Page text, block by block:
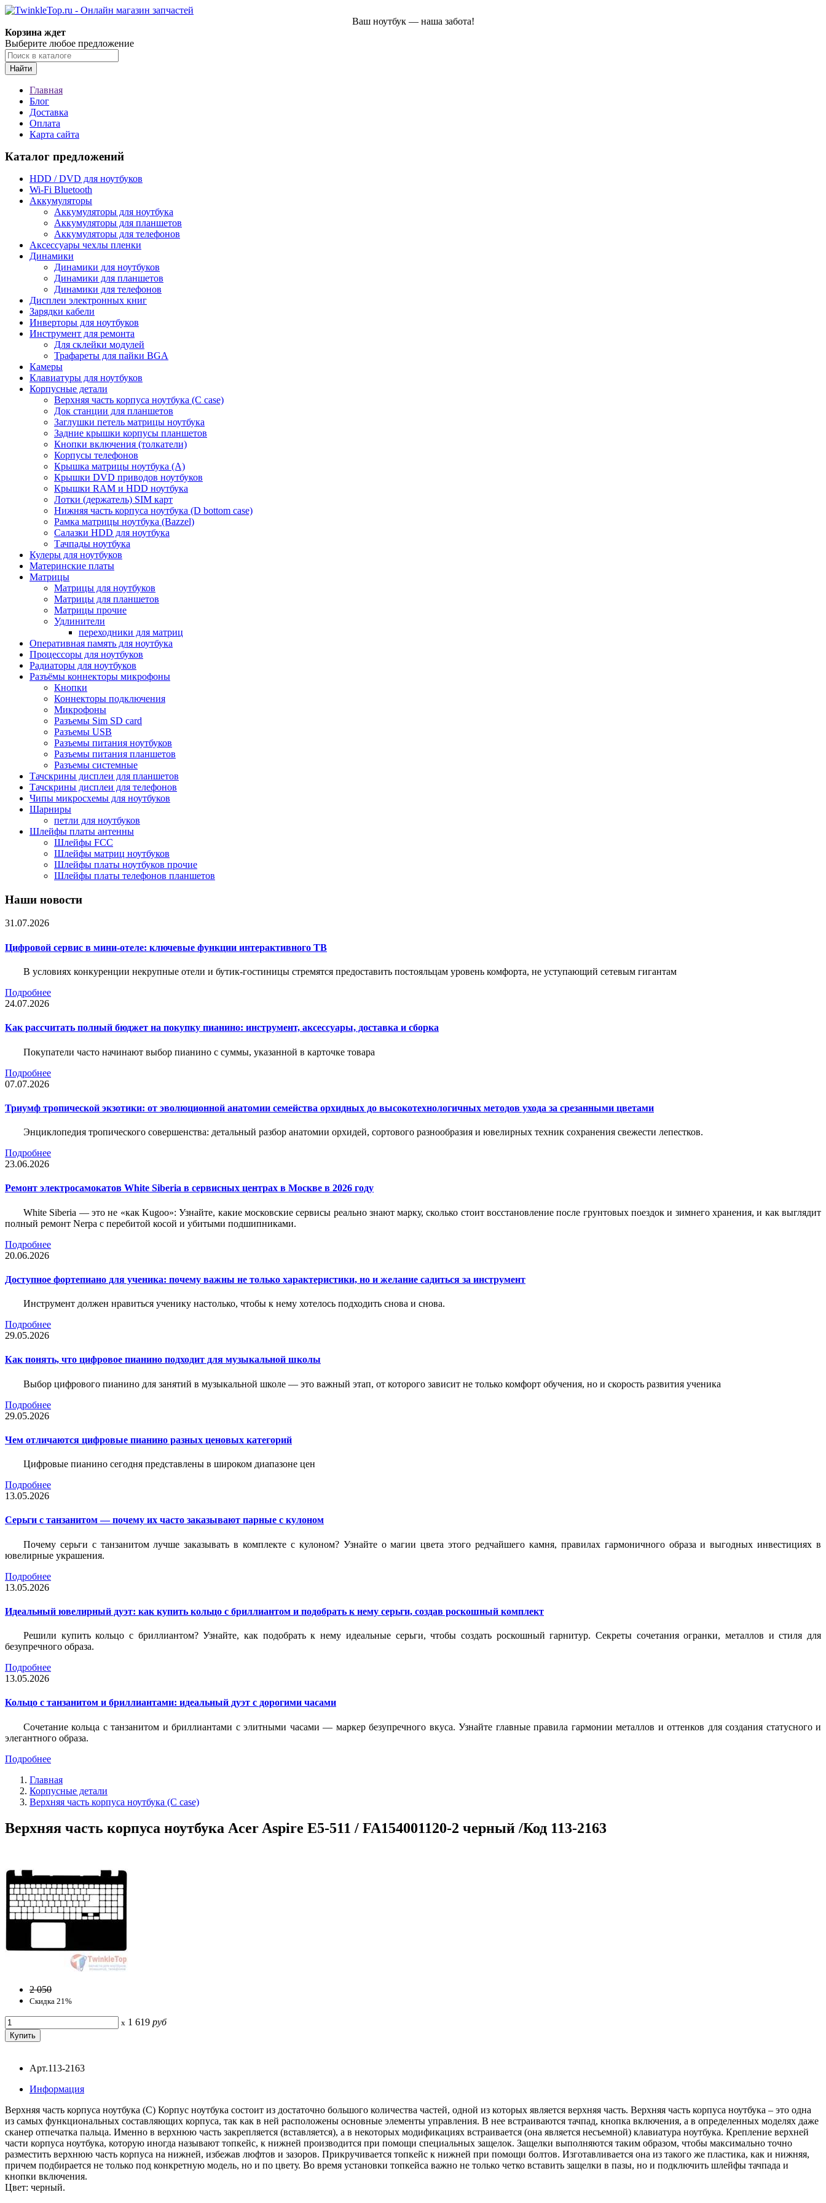
Ваш ноутбук — наша забота!
Корзина ждет
Выберите любое предложение
Найти
Главная
Блог
Доставка
Оплата
Карта сайта
Каталог предложений
HDD / DVD для ноутбуков
Wi-Fi Bluetooth
Аккумуляторы
Аккумуляторы для ноутбука
Аккумуляторы для планшетов
Аккумуляторы для телефонов
Аксессуары чехлы пленки
Динамики
Динамики для ноутбуков
Динамики для планшетов
Динамики для телефонов
Дисплеи электронных книг
Зарядки кабели
Инверторы для ноутбуков
Инструмент для ремонта
Для склейки модулей
Трафареты для пайки BGA
Камеры
Клавиатуры для ноутбуков
Корпусные детали
Верхняя часть корпуса ноутбука (С case)
Док станции для планшетов
Заглушки петель матрицы ноутбука
Задние крышки корпусы планшетов
Кнопки включения (толкатели)
Корпусы телефонов
Крышка матрицы ноутбука (A)
Крышки DVD приводов ноутбуков
Крышки RAM и HDD ноутбука
Лотки (держатель) SIM карт
Нижняя часть корпуса ноутбука (D bottom case)
Рамка матрицы ноутбука (Bazzel)
Салазки HDD для ноутбука
Тачпады ноутбука
Кулеры для ноутбуков
Материнские платы
Матрицы
Матрицы для ноутбуков
Матрицы для планшетов
Матрицы прочие
Удлинители
переходники для матриц
Оперативная память для ноутбука
Процессоры для ноутбуков
Радиаторы для ноутбуков
Разъёмы коннекторы микрофоны
Кнопки
Коннекторы подключения
Микрофоны
Разъемы Sim SD card
Разъемы USB
Разъемы питания ноутбуков
Разъемы питания планшетов
Разъемы системные
Тачскрины дисплеи для планшетов
Тачскрины дисплеи для телефонов
Чипы микросхемы для ноутбуков
Шарниры
петли для ноутбуков
Шлейфы платы антенны
Шлейфы FCC
Шлейфы матриц ноутбуков
Шлейфы платы ноутбуков прочие
Шлейфы платы телефонов планшетов
Наши новости
31.07.2026
Цифровой сервис в мини-отеле: ключевые функции интерактивного ТВ
В условиях конкуренции некрупные отели и бутик-гостиницы стремятся предоставить постояльцам уровень комфорта, не уступающий сетевым гигантам
Подробнее
24.07.2026
Как рассчитать полный бюджет на покупку пианино: инструмент, аксессуары, доставка и сборка
Покупатели часто начинают выбор пианино с суммы, указанной в карточке товара
Подробнее
07.07.2026
Триумф тропической экзотики: от эволюционной анатомии семейства орхидных до высокотехнологичных методов ухода за срезанными цветами
Энциклопедия тропического совершенства: детальный разбор анатомии орхидей, сортового разнообразия и ювелирных техник сохранения свежести лепестков.
Подробнее
23.06.2026
Ремонт электросамокатов White Siberia в сервисных центрах в Москве в 2026 году
White Siberia — это не «как Kugoo»: Узнайте, какие московские сервисы реально знают марку, сколько стоит восстановление после грунтовых поездок и зимнего хранения, и как выглядит
полный ремонт Nerpa с перебитой косой и убитыми подшипниками.
Подробнее
20.06.2026
Доступное фортепиано для ученика: почему важны не только характеристики, но и желание садиться за инструмент
Инструмент должен нравиться ученику настолько, чтобы к нему хотелось подходить снова и снова.
Подробнее
29.05.2026
Как понять, что цифровое пианино подходит для музыкальной школы
Выбор цифрового пианино для занятий в музыкальной школе — это важный этап, от которого зависит не только комфорт обучения, но и скорость развития ученика
Подробнее
29.05.2026
Чем отличаются цифровые пианино разных ценовых категорий
Цифровые пианино сегодня представлены в широком диапазоне цен
Подробнее
13.05.2026
Серьги с танзанитом — почему их часто заказывают парные с кулоном
Почему серьги с танзанитом лучше заказывать в комплекте с кулоном? Узнайте о магии цвета этого редчайшего камня, правилах гармоничного образа и выгодных инвестициях в
ювелирные украшения.
Подробнее
13.05.2026
Идеальный ювелирный дуэт: как купить кольцо с бриллиантом и подобрать к нему серьги, создав роскошный комплект
Решили купить кольцо с бриллиантом? Узнайте, как подобрать к нему идеальные серьги, чтобы создать роскошный гарнитур. Секреты сочетания огранки, металлов и стиля для
безупречного образа.
Подробнее
13.05.2026
Кольцо с танзанитом и бриллиантами: идеальный дуэт с дорогими часами
Сочетание кольца с танзанитом и бриллиантами с элитными часами — маркер безупречного вкуса. Узнайте главные правила гармонии металлов и оттенков для создания статусного и
элегантного образа.
Подробнее
Главная
Корпусные детали
Верхняя часть корпуса ноутбука (С case)
Верхняя часть корпуса ноутбука Acer Aspire E5-511 / FA154001120-2 черный /Код 113-2163
2 050
Скидка 21%
x 1 619 руб
Арт.113-2163
Информация
Верхняя часть корпуса ноутбука (С) Корпус ноутбука состоит из достаточно большого количества частей, одной из которых является верхняя часть. Верхняя часть корпуса ноутбука – это одна
из самых функциональных составляющих корпуса, так как в ней расположены основные элементы управления. В нее встраиваются тачпад, кнопка включения, а в определенных моделях даже
сканер отпечатка пальца. Именно в верхнюю часть закрепляется (вставляется), а в некоторых модификациях встраивается (она является несъемной) клавиатура ноутбука. Крепление верхней
части корпуса ноутбука, которую иногда называют топкейс, к нижней производится при помощи специальных защелок. Защелки выполняются таким образом, чтобы максимально точно
разместить верхнюю часть корпуса на нижней, избежав люфтов и зазоров. Прикручивается топкейс к нижней при помощи болтов. Изготавливается она из такого же пластика, как и нижняя,
причем подбирается не только под конкретную модель, но и по цвету. Во время установки топкейса важно не только четко вставить защелки в пазы, но и подключить шлейфы тачпада и
кнопки включения.
Цвет: черный.